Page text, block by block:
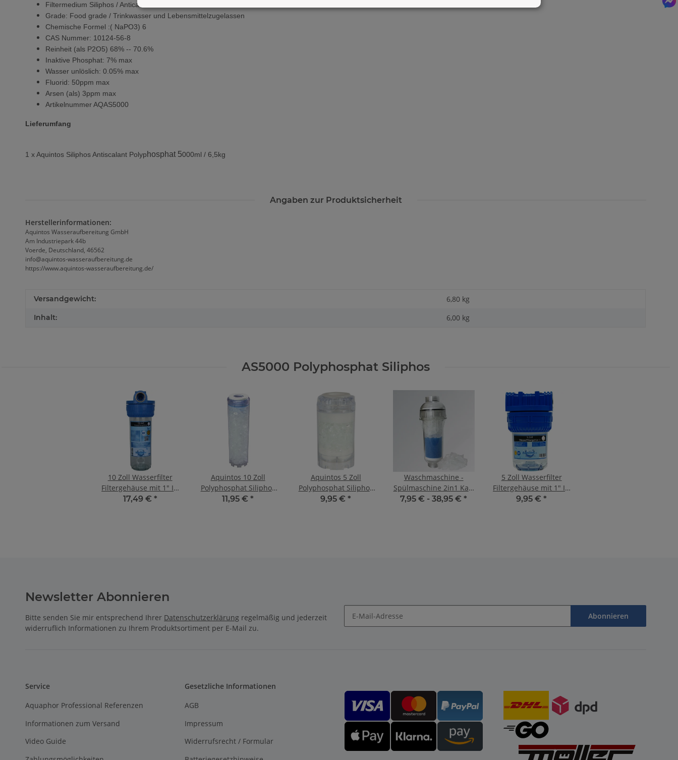
Filtermedium Siliphos / Anticalant
Grade: Food grade / Trinkwasser und Lebensmittelzugelassen
Chemische Formel :( NaPO3) 6
CAS Nummer: 10124-56-8
Reinheit (als P2O5) 68% -- 70.6%
Inaktive Phosphat: 7% max
Wasser unlöslich: 0.05% max
Fluorid: 50ppm max
Arsen (als) 3ppm max
Artikelnummer AQAS5000
Lieferumfang
1 x Aquintos Siliphos Antiscalant Polyphosphat 5000ml / 6,5kg
Angaben zur Produktsicherheit
Herstellerinformationen:
Aquintos Wasseraufbereitung GmbH
Am Industriepark 44b
Voerde, Deutschland, 46562
info@aquintos-wasseraufbereitung.de
https://www.aquintos-wasseraufbereitung.de/
Versandgewicht: 6,80 kg
Inhalt: 6,00 kg
AS5000 Polyphosphat Siliphos
10 Zoll Wasserfilter
Filtergehäuse mit 1" IG
bis 6000 l/h
17,49 € *
Aquintos 10 Zoll
Polyphosphat Siliphos
Antiscalant AS750
11,95 €*
Aquintos 5 Zoll
Polyphosphat Siliphos
Antiscalant AS375
vor Osmoseanlagen
9,95 €*
Waschmaschine -
Spülmaschine 2in1 Kalk
Wasserfilter
7,95 € -38,95 €*
5 Zoll Wasserfilter
Filtergehäuse mit 1" IG
bis 6000 l/h
9,95 €*
Newsletter Abonnieren
Bitte senden Sie mir entsprechend Ihrer Datenschutzerklärung regelmäßig und jederzeit
widerruflich Informationen zu Ihrem Produktsortiment per E-Mail zu.
Abonnieren
Service
Aquaphor Professional Referenzen
Informationen zum Versand
Video Guide
Gesetzliche Informationen
AGB
Impressum
Widerrufsrecht / Formular